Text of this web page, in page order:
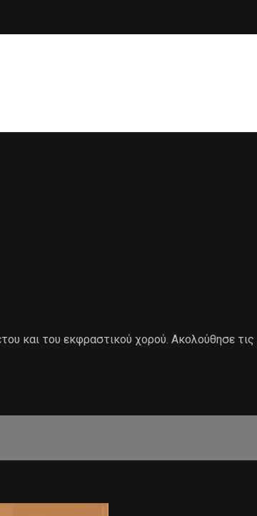
και του εκφραστικού χορού. Ακολούθησε